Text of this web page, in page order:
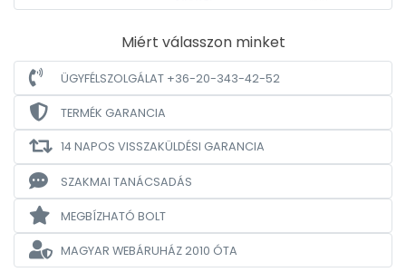
Miért válasszon minket
ÜGYFÉLSZOLGÁLAT +36-20-343-42-52
TERMÉK GARANCIA
14 NAPOS VISSZAKÜLDÉSI GARANCIA
SZAKMAI TANÁCSADÁS
MEGBÍZHATÓ BOLT
MAGYAR WEBÁRUHÁZ2010 ÓTA